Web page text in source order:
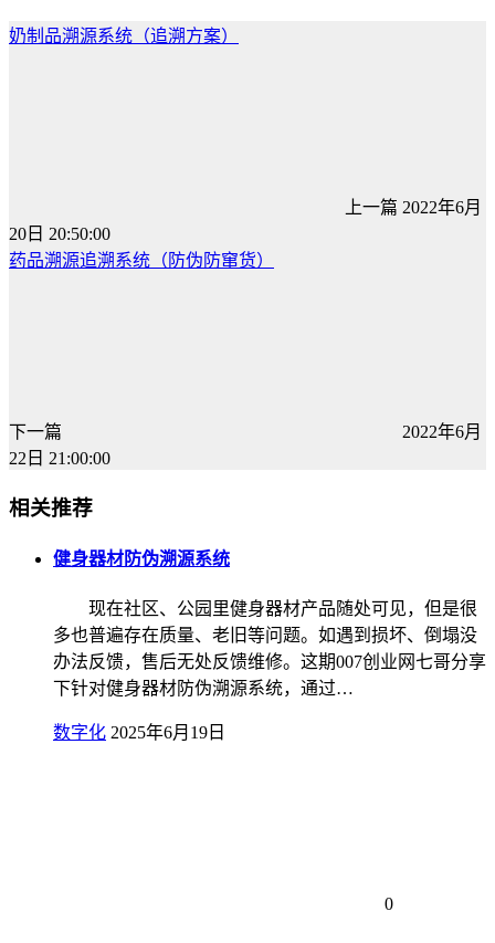
奶制品溯源系统（追溯方案）
上一篇 2022年6月
20日 20:50:00
药品溯源追溯系统（防伪防窜货）
下一篇
2022年6月
22日 21:00:00
相关推荐
健身器材防伪溯源系统
现在社区、公园里健身器材产品随处可见，但是很
多也普遍存在质量、老旧等问题。如遇到损坏、倒塌没
办法反馈，售后无处反馈维修。这期007创业网七哥分享
下针对健身器材防伪溯源系统，通过…
数字化 2025年6月19日
0